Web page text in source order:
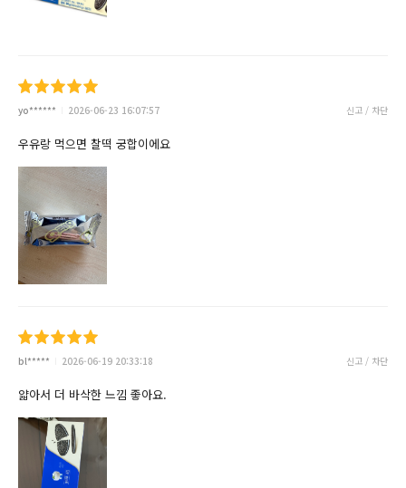
yo****** 2026-06-23 16:07:57 신고 / 차단
우유랑 먹으면 찰떡 궁합이에요
bl***** 2026-06-19 20:33:18 신고 / 차단
얇아서 더 바삭한 느낌 좋아요.